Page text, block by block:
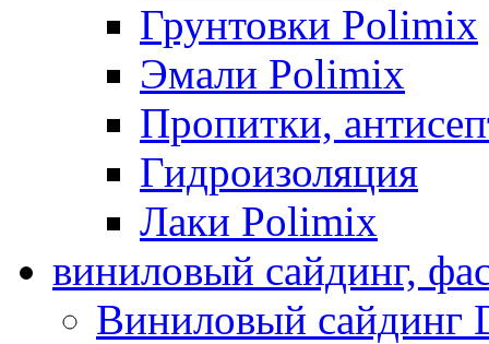
Грунтовки Polimix
Эмали Polimix
Пропитки,
Гидроизоляция
Лаки Polimix
виниловый сайдинг,
Виниловый сайдинг